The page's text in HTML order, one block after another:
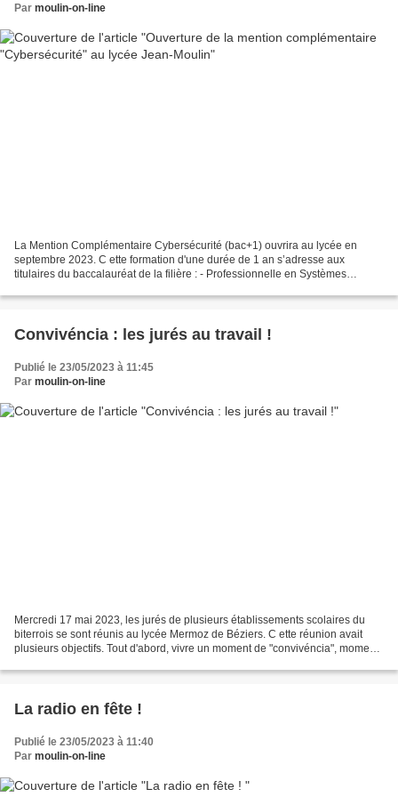
Par moulin-on-line
La Mention Complémentaire Cybersécurité (bac+1) ouvrira au lycée en
septembre 2023. C ette formation d'une durée de 1 an s’adresse aux
titulaires du baccalauréat de la filière : - Professionnelle en Systèmes
Convivéncia : les jurés au travail !
Publié le 23/05/2023 à 11:45
Par moulin-on-line
Mercredi 17 mai 2023, les jurés de plusieurs établissements scolaires du
biterrois se sont réunis au lycée Mermoz de Béziers. C ette réunion avait
plusieurs objectifs. Tout d'abord, vivre un moment de "convivéncia", moment
La radio en fête !
Publié le 23/05/2023 à 11:40
Par moulin-on-line